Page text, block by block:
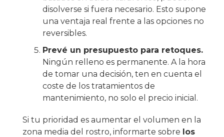
disolverse si fuera necesario. Esto supone
una ventaja real frente a las opciones no
reversibles.
Prevé un presupuesto para retoques.
Ningún relleno es permanente. A la hora
de tomar una decisión, ten en cuenta el
coste de los tratamientos de
mantenimiento, no solo el precio inicial.
Si tu prioridad es aumentar el volumen en la
zona media del rostro, informarte sobre los